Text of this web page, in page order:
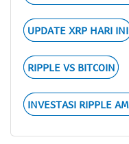
UPDATE XRP HARI INI
RIPPLE VS BITCOIN
INVESTASI RIPPLE